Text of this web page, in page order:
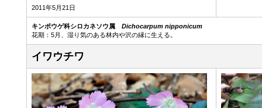
2011年5月21日
キンポウゲ科シロカネソウ属 Dichocarpum nipponicum
花期：5月、湿り気のある林内や沢の縁に生える。
イワウチワ